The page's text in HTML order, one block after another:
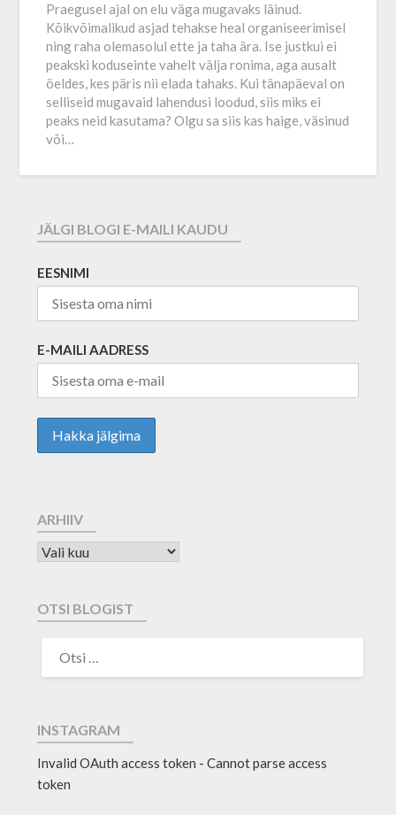
Praegusel ajal on elu väga mugavaks läinud.
Kõikvõimalikud asjad tehakse heal organiseerimisel
ning raha olemasolul ette ja taha ära. Ise justkui ei
peakski koduseinte vahelt välja ronima, aga ausalt
öeldes, kes päris nii elada tahaks. Kui tänapäeval on
selliseid mugavaid lahendusi loodud, siis miks ei
peaks neid kasutama? Olgu sa siis kas haige, väsinud
või…
JÄLGI BLOGI E-MAILI KAUDU
EESNIMI
E-MAILI AADRESS
ARHIIV
OTSI BLOGIST
INSTAGRAM
Invalid OAuth access token - Cannot parse access
token